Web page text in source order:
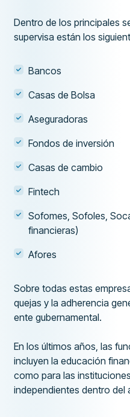
Dentro de los principales
supervisa están los
Bancos
Casas de Bolsa
Aseguradoras
Fondos de inversión
Casas de cambio
Fintech
Sofomes, Sofoles,
financieras)
Afores
Sobre todas estas
quejas y la adherencia
ente gubernamental.
En los últimos años, las
incluyen la educación
como para las
independientes dentro del